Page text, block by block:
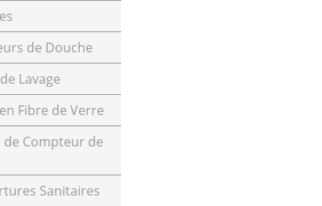
de Douche
Lavage
Fibre de Verre
de Compteur de
Sanitaires